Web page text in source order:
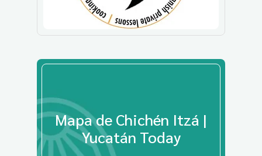
Mapa de Chichén Itzá |
Yucatán Today